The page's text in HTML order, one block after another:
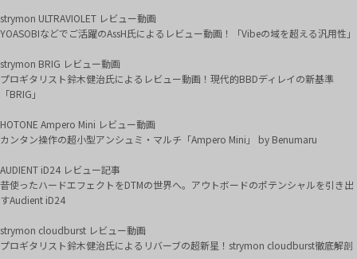
strymon ULTRAVIOLET レビュー動画
YOASOBIなどでご活躍のAssH氏によるレビュー動画！「Vibeの域を超える汎用性」
strymon BRIG レビュー動画
プロギタリスト鈴木健治氏によるレビュー動画！現代的BBDディレイの新基準
「BRIG」
HOTONE Ampero Mini レビュー動画
カンタン操作の超小型アンシュミ・マルチ「Ampero Mini」 by Benumaru
AUDIENT iD24 レビュー記事
昔使ったハードエフェクトをDTMの世界へ。アウトボードのポテンシャルを引き出
すAudient iD24
strymon cloudburst レビュー動画
プロギタリスト鈴木健治氏によるリバーブの超新星！strymon cloudburst徹底解剖